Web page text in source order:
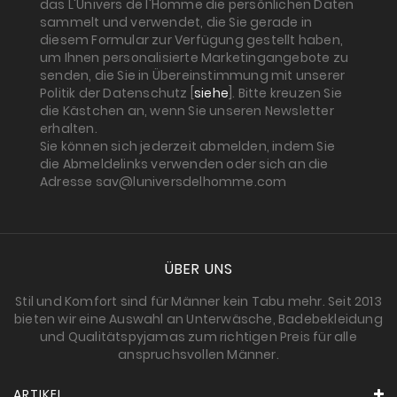
das L'Univers de l'Homme die persönlichen Daten
sammelt und verwendet, die Sie gerade in
diesem Formular zur Verfügung gestellt haben,
um Ihnen personalisierte Marketingangebote zu
senden, die Sie in Übereinstimmung mit unserer
Politik der Datenschutz [ siehe ]. Bitte kreuzen Sie
die Kästchen an, wenn Sie unseren Newsletter
erhalten.
Sie können sich jederzeit abmelden, indem Sie
die Abmeldelinks verwenden oder sich an die
Adresse sav@luniversdelhomme.com
ÜBER UNS
Stil und Komfort sind für Männer kein Tabu mehr. Seit 2013
bieten wir eine Auswahl an Unterwäsche, Badebekleidung
und Qualitätspyjamas zum richtigen Preis für alle
anspruchsvollen Männer.